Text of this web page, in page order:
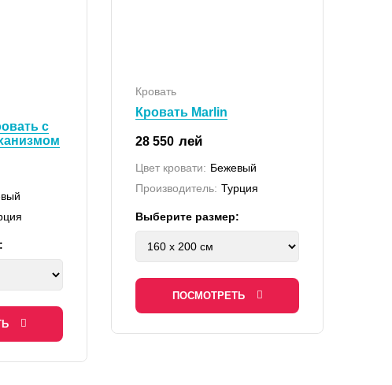
с
Кровать
Кровать Marlin
28 550 лей
Цвет кровати: Бежевый
Производитель: Турция
Выберите размер:
ПОСМОТРЕТЬ